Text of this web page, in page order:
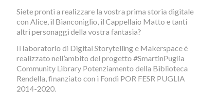
Siete pronti a realizzare la vostra prima storia digitale
con Alice, il Bianconiglio, il Cappellaio Matto e tanti
altri personaggi della vostra fantasia?
Il laboratorio di Digital Storytelling e Makerspace è
realizzato nell’ambito del progetto #SmartinPuglia
Community Library Potenziamento della Biblioteca
Rendella, finanziato con i Fondi POR FESR PUGLIA
2014-2020.